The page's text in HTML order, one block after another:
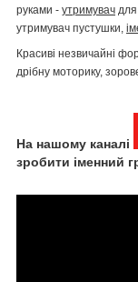
руками - утримувач для
утримувач пустушки,
Красиві незвичайні
дрібну моторику,
На нашому каналі
зробити іменний